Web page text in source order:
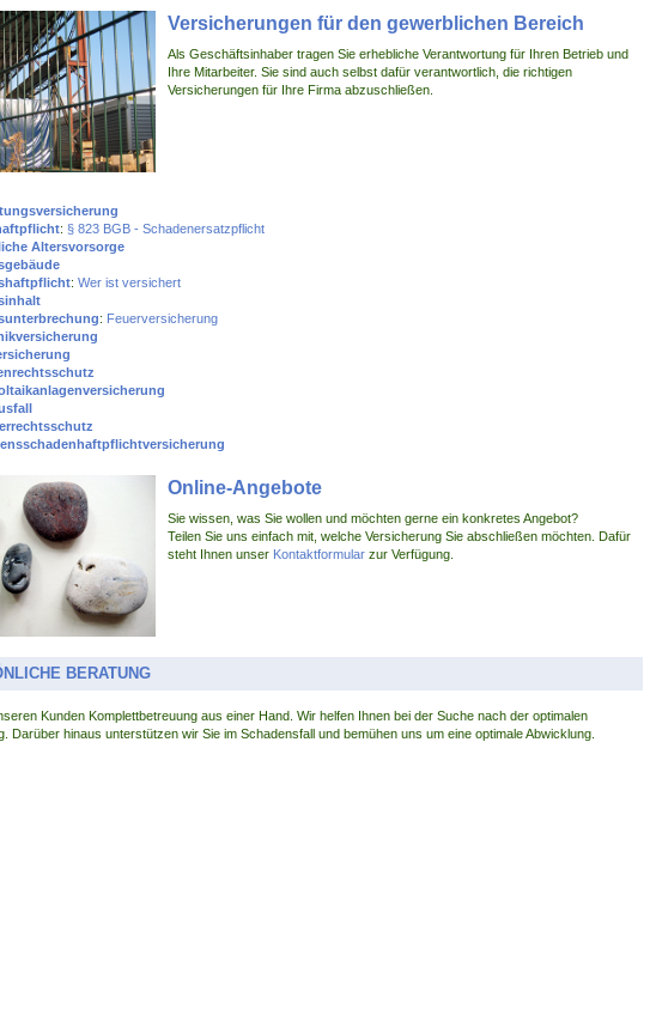
Versicherungen für den gewerblichen Bereich
Als Geschäftsinhaber tragen Sie erhebliche Verantwortung für Ihren Betrieb und
Ihre Mitarbeiter. Sie sind auch selbst dafür verantwortlich, die richtigen
Versicherungen für Ihre Firma abzuschließen.
: § 823 BGB - Schadenersatzpflicht
Altersvorsorge
: Wer ist versichert
: Feuerversicherung
Online-Angebote
Sie wissen, was Sie wollen und möchten gerne ein konkretes Angebot?
Teilen Sie uns einfach mit, welche Versicherung Sie abschließen möchten. Dafür
steht Ihnen unser Kontaktformular zur Verfügung.
BERATUNG
Kunden Komplettbetreuung aus einer Hand. Wir helfen Ihnen bei der Suche nach der optimalen
Darüber hinaus unterstützen wir Sie im Schadensfall und bemühen uns um eine optimale Abwicklung.